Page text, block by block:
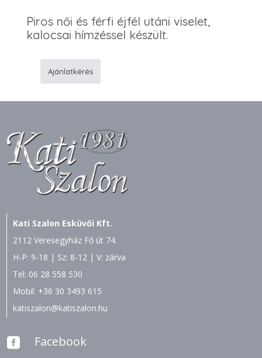
Piros női és férfi éjfél utáni viselet,
kalocsai hímzéssel készült.
ruha
F50
ing
mennyiség
Ajánlatkérés
Kati Szalon Esküvői Kft.
2112 Veresegyház Fő út 74.
H-P: 9-18 | Sz: 8-12 | V: zárva
Tel: 06 28 558 530
Mobil: +36 30 3493 615
katiszalon@katiszalon.hu
 Facebook